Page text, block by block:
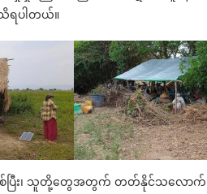
ရပါတယ်။
ြစ်ပြီး၊ သူတို့တွေအတွက် တတ်နိုင်သလော